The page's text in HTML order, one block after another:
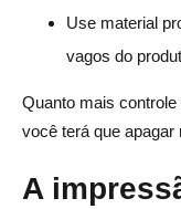
Use material
vagos do
Quanto mais
você terá que apagar
A